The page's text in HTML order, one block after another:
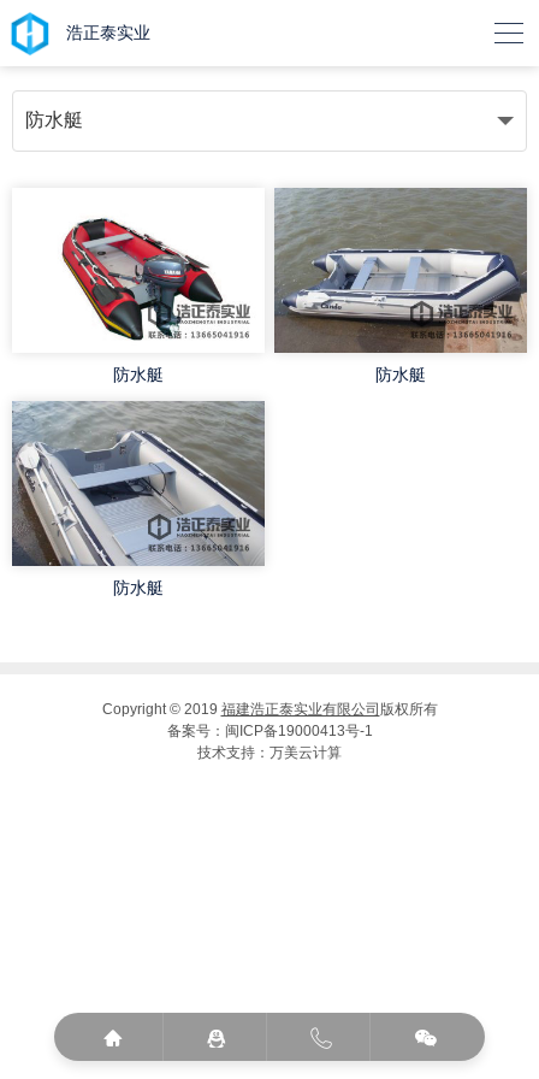
浩正泰实业 
防水艇
防水艇 防水艇
防水艇
   
Copyright © 2019 福建浩正泰实业有限公司 版权所有
备案号： 闽ICP备19000413号-1
技术支持： 万美云计算